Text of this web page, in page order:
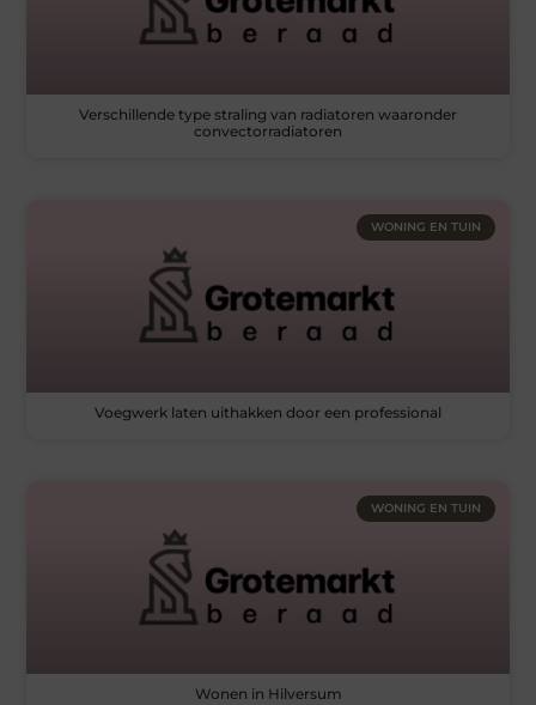
Verschillende type straling van radiatoren waaronder
convectorradiatoren
WONING EN TUIN
Voegwerk laten uithakken door een professional
WONING EN TUIN
Wonen in Hilversum